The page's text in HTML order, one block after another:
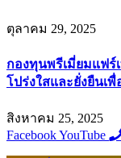
ตุลาคม 29, 2025
กองทุนพรีเมี่ยมแฟร์
โปร่งใสและยั่งยืนเพื่
สิงหาคม 25, 2025
FacebookYouTube